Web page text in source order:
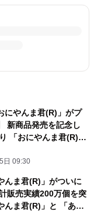
にやんま君(R)」がプ
新商品発売を記念し
「おにやんま君(R)」
見直しました！！
日 09:30
んま君(R)」がついに
販売実績200万個を突
んま君(R)」と 「あか
リーズから、2026年